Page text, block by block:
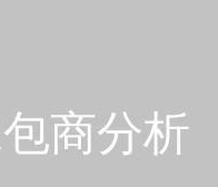
商分析